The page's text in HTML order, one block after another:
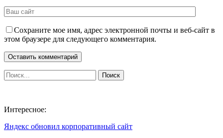
Сохраните мое имя, адрес электронной почты и веб-сайт в
этом браузере для следующего комментария.
Интересное:
Яндекс обновил корпоративный сайт